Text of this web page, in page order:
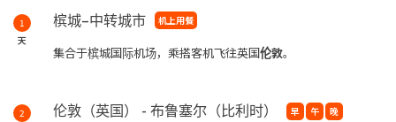
1
天
槟城–中转城市 机上用餐
集合于槟城国际机场，乘搭客机飞往英国伦敦。
2
伦敦（英国） - 布鲁塞尔（比利时） 早 午 晚